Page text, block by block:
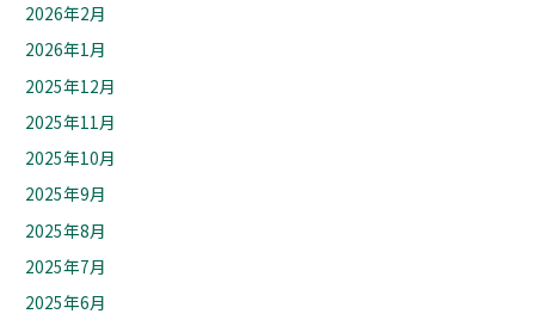
2026年2月
2026年1月
2025年12月
2025年11月
2025年10月
2025年9月
2025年8月
2025年7月
2025年6月